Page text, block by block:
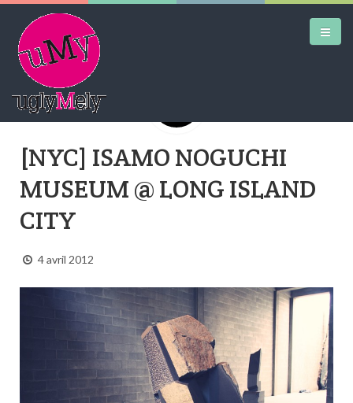
AIRTRAINERPEDIA
STREET ART
MW SHIFT
DAILY CITY
CONTACT
[NYC] ISAMO NOGUCHI
MUSEUM @ LONG ISLAND
CITY
4 avril 2012